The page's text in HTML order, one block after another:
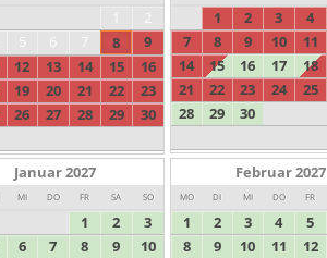
2
5 6 7 8
9
12 13 14 15
16
19 20 21 22
23
26 27 28 29
30
1 2 3 4
7
8 9 10 11
14
15 16 17 18
21
22 23 24 25
28
29 30
Januar2027
MI DO FR SA SO
1 2
3
6 7 8 9
10
Februar2027
MO DI MI DO FR
1 2 3 4 5
8
9 10 11 12